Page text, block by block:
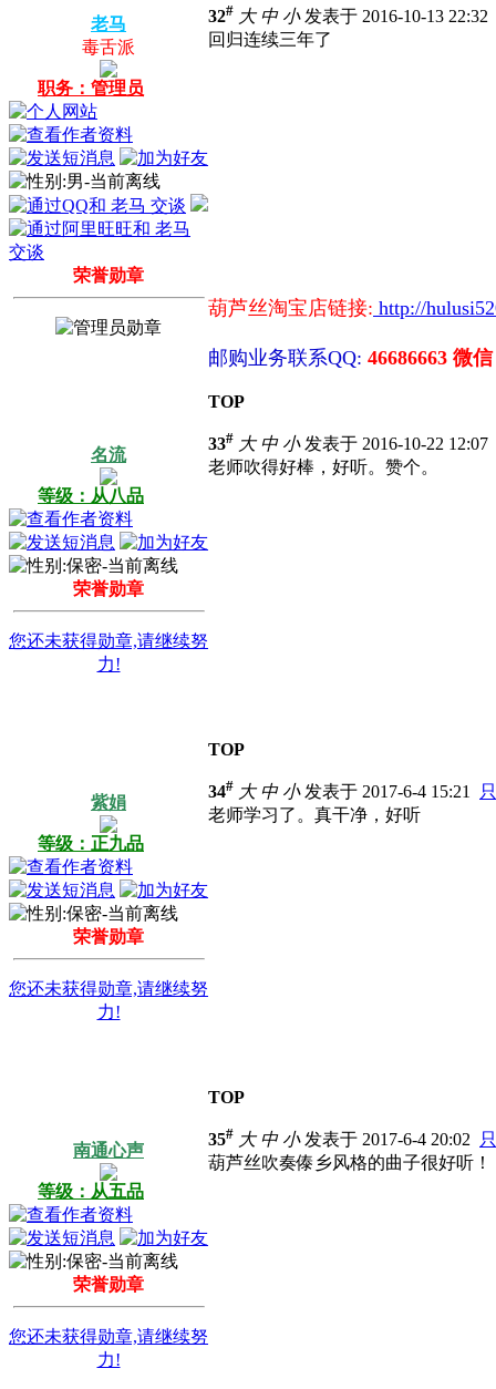
老马
毒舌派
职务：管理员
荣誉勋章
32# 大 中 小发表于 2016-10-13 22:32
回归连续三年了
葫芦丝淘宝店链接: http://
邮购业务联系QQ: 46686663 微
TOP
名流
等级：从八品
荣誉勋章
您还未获得勋章,请继续努
力!
33# 大 中 小发表于 2016-10-22 12:07
老师吹得好棒，好听。赞个。
TOP
紫娟
等级：正九品
荣誉勋章
您还未获得勋章,请继续努
力!
34# 大 中 小发表于 2017-6-4 15:21
老师学习了。真干净，好听
TOP
南通心声
等级：从五品
荣誉勋章
您还未获得勋章,请继续努
力!
35# 大 中 小发表于 2017-6-4 20:02
葫芦丝吹奏傣乡风格的曲子很好听！